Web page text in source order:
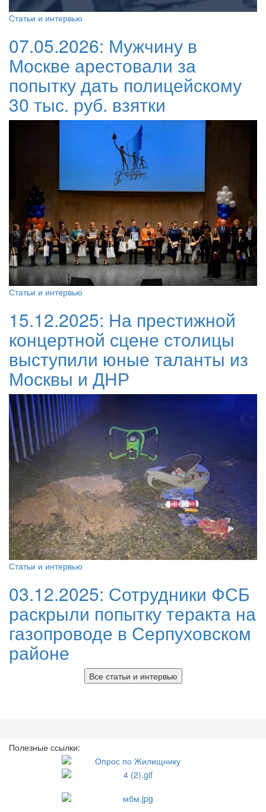
Статьи и интервью
07.05.2026: Мужчину в
Москве арестовали за
попытку дать полицейскому
30 тыс. руб. взятки
Статьи и интервью
15.12.2025: На престижной
концертной сцене столицы
выступили юные таланты из
Москвы и ДНР
Статьи и интервью
03.12.2025: Сотрудники ФСБ
раскрыли попытку теракта на
газопроводе в Серпуховском
районе
Все статьи и интервью
Полезные ссылки: